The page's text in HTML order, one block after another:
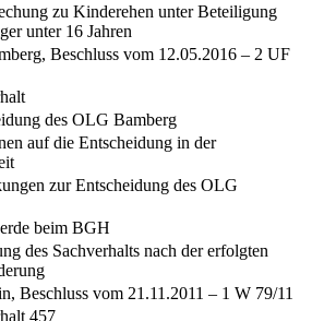
zu Kinderehen unter Beteiligung
unter 16 Jahren
Beschluss vom 12.05.2016 – 2 UF
des OLG Bamberg
auf die Entscheidung in der
zur Entscheidung des OLG
beim BGH
des Sachverhalts nach der erfolgten
Beschluss vom 21.11.2011 – 1 W 79/11
457